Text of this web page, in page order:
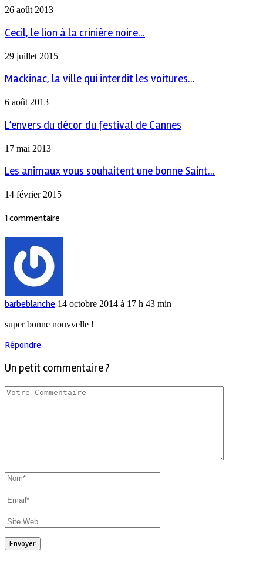
26 août 2013
Cecil, le lion à la crinière noire...
29 juillet 2015
Mackinac, la ville qui interdit les voitures...
6 août 2013
L’envers du décor du festival de Cannes
17 mai 2013
Les animaux vous souhaitent une bonne Saint...
14 février 2015
1 commentaire
barbeblanche 14 octobre 2014 à 17 h 43 min
super bonne nouvvelle !
Répondre
Un petit commentaire ?